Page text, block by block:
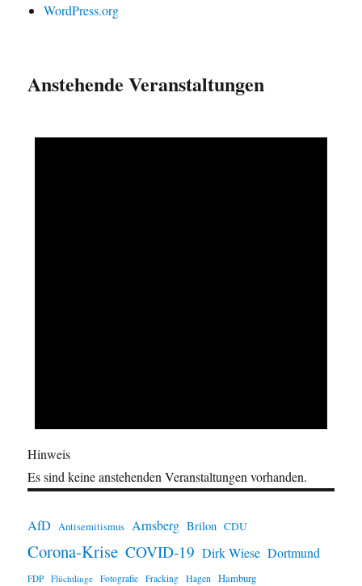
WordPress.org
Anstehende Veranstaltungen
Hinweis
Es sind keine anstehenden Veranstaltungen vorhanden.
AfD Antisemitismus Arnsberg Brilon CDU
Corona-Krise COVID-19 Dirk Wiese Dortmund
FDP Flüchtlinge Fotografie Fracking Hagen Hamburg